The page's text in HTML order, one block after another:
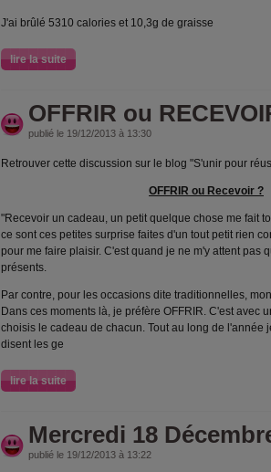
J'ai brûlé 5310 calories et 10,3g de graisse
lire la suite
OFFRIR ou
publié le 19/12/2013 à 13:30
Retrouver cette discussion sur le blog "S'unir pour
OFFRIR ou Recevoir ?
"Recevoir un cadeau, un petit quelque chose me fait
ce sont ces petites surprise faites d'un tout petit rien
pour me faire plaisir. C'est quand je ne m'y attent pas
présents.
Par contre, pour les occasions dite traditionnelles,
Dans ces moments là, je préfère OFFRIR. C'est avec
choisis le cadeau de chacun. Tout au long de l'année
disent les ge
lire la suite
Mercredi 18
publié le 19/12/2013 à 13:22